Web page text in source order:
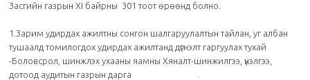
Засгийн газрын ХI байрны 301 тоот өрөөнд болно.
1.Зарим удирдах ажилтны сонгон шалгаруулалтын тайлан, уг албан
тушаалд томилогдох удирдах ажилтанд дүгнэлт гаргуулах тухай
-Боловсрол, шинжлэх ухааны яамны Хяналт-шинжилгээ, үнэлгээ,
дотоод аудитын газрын дарга .